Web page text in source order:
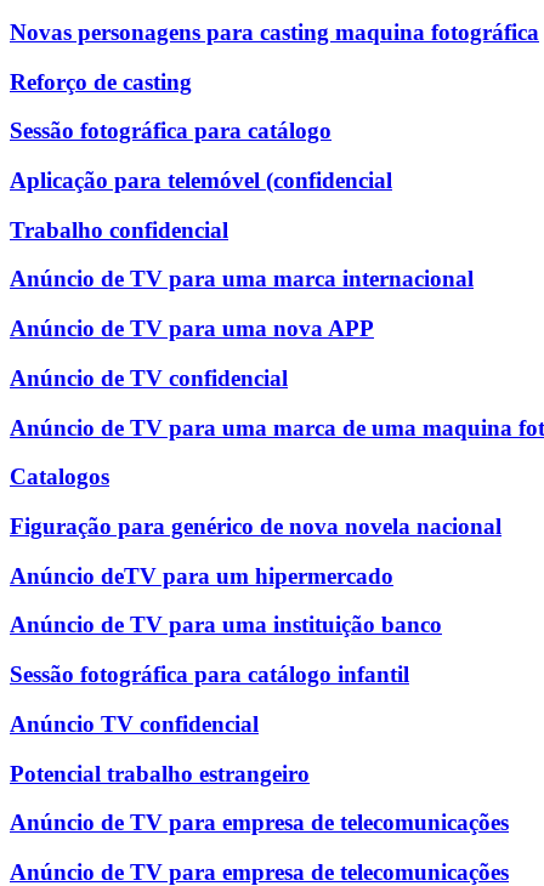
Novas personagens para casting maquina fotográfica
Reforço de casting
Sessão fotográfica para catálogo
Aplicação para telemóvel (confidencial
Trabalho confidencial
Anúncio de TV para uma marca internacional
Anúncio de TV para uma nova APP
Anúncio de TV confidencial
Anúncio de TV para uma marca de uma maquina
Catalogos
Figuração para genérico de nova novela nacional
Anúncio deTV para um hipermercado
Anúncio de TV para uma instituição banco
Sessão fotográfica para catálogo infantil
Anúncio TV confidencial
Potencial trabalho estrangeiro
Anúncio de TV para empresa de telecomunicações
Anúncio de TV para empresa de telecomunicações